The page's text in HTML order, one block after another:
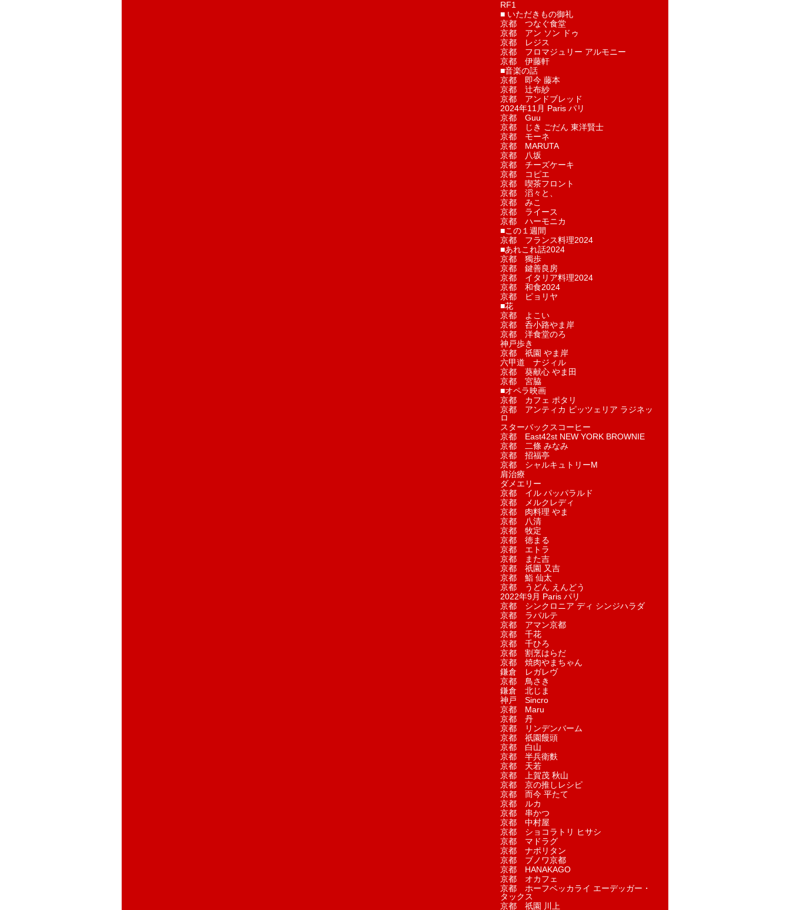
RF1
■ いただきもの御礼
京都 つなぐ食堂
京都 アン ソン ドゥ
京都 レジス
京都 フロマジュリー アルモニー
京都 伊藤軒
■音楽の話
京都 即今 藤本
京都 辻布紗
京都 アンドブレッド
2024年11月 Paris パリ
京都 Guu
京都 じき ごだん 東洋賢士
京都 モーネ
京都 MARUTA
京都 八坂
京都 チーズケーキ
京都 コピエ
京都 喫茶フロント
京都 滔々と、
京都 みこ
京都 ライース
京都 ハーモニカ
■この１週間
京都 フランス料理2024
■あれこれ話2024
京都 獨歩
京都 鍵善良房
京都 イタリア料理2024
京都 和食2024
京都 ピョリヤ
■花
京都 よこい
京都 呑小路やま岸
京都 洋食堂のろ
神戸歩き
京都 祇園 やま岸
六甲道 ナジィル
京都 葵献心 やま田
京都 宮脇
■オペラ映画
京都 カフェ ポタリ
京都 アンティカ ピッツェリア ラジネッ
ロ
スターバックスコーヒー
京都 East42st NEW YORK BROWNIE
京都 二條 みなみ
京都 招福亭
京都 シャルキュトリーM
肩治療
ダメエリー
京都 イル パッパラルド
京都 メルクレディ
京都 肉料理 やま
京都 八清
京都 牧定
京都 徳まる
京都 エトラ
京都 また吉
京都 祇園 又吉
京都 鮨 仙太
京都 うどん えんどう
2022年9月 Paris パリ
京都 シンクロニア ディ シンジハラダ
京都 ラパルテ
京都 アマン京都
京都 千花
京都 千ひろ
京都 割烹はらだ
京都 焼肉やまちゃん
鎌倉 レガレヴ
京都 鳥さき
鎌倉 北じま
神戸 Sincro
京都 Maru
京都 丹
京都 リンデンバーム
京都 祇園饅頭
京都 白山
京都 半兵衛麩
京都 天若
京都 上賀茂 秋山
京都 京の推しレシピ
京都 而今 平たて
京都 ルカ
京都 串かつ
京都 中村屋
京都 ショコラトリ ヒサシ
京都 マドラグ
京都 ナポリタン
京都 ブノワ京都
京都 HANAKAGO
京都 オカフェ
京都 ホーフベッカライ エーデッガー・
タックス
京都 祇園 川上